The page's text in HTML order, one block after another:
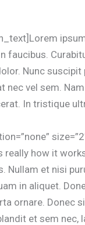
Nunc
vel sem.
In tristique
really how it
et nisi
in aliquet.
ornare. Donec
et sem